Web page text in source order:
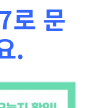
문
.